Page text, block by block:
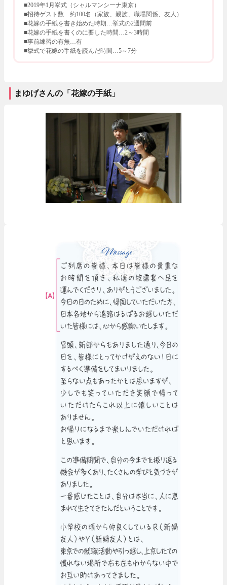
■2019年1月挙式（シャルマンシーナ東京）
■招待ゲスト数…約100名（家族、親族、職場関係、友人）
■花嫁の手紙を書き始めた時期…挙式の2週間前
■花嫁の手紙を書くのに要した時間…2～3時間
■事前練習の有無…有
■挙式で花嫁の手紙を読んだ時間…5～7分
まゆげさんの「花嫁の手紙」